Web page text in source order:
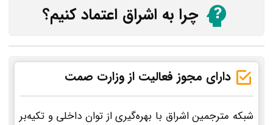
چرا به اشراق اعتماد کنیم؟
دارای مجوز فعالیت از وزارت صمت
شبکه مترجمین اشراق با بهره‌گیری از توان داخلی و تکیه‌بر